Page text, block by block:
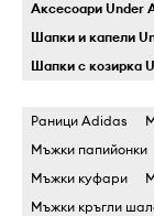
Аксесоари Under
Шапки и капели
Шапки с козирка
Раници Adidas
Мъжки папийонки
Мъжки куфари
Мъжки кръгли